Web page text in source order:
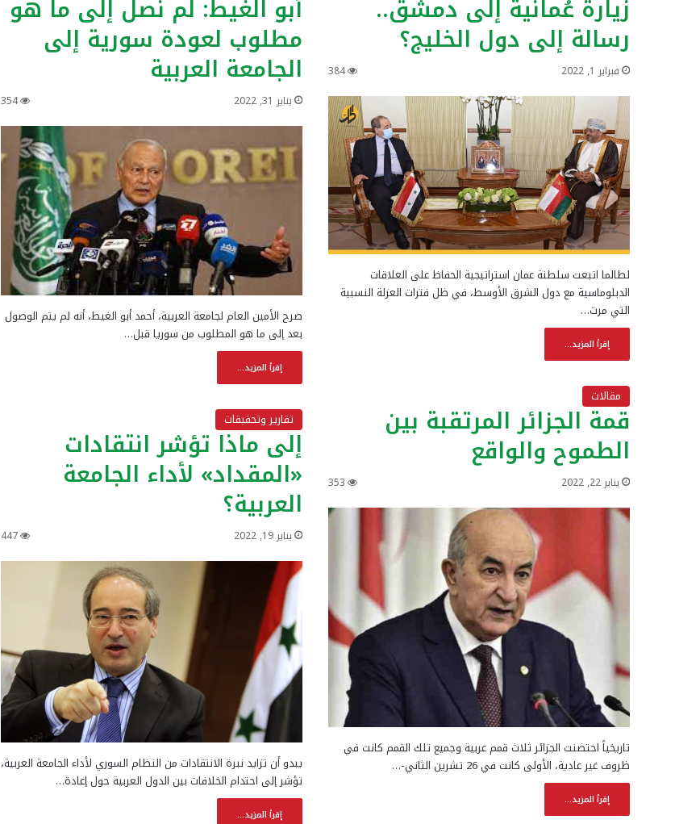
زيارة عُمانية إلى دمشق..
رسالة إلى دول الخليج؟
فبراير 1, 2022 384
لطالما اتبعت سلطنة عمان استراتيجية الحفاظ على العلاقات
الدبلوماسية مع دول الشرق الأوسط، في ظل فترات العزلة النسبية
التي مرت…
إقرأ المزيد...
أبو الغيط: لم نصل إلى ما هو
مطلوب لعودة سورية إلى
الجامعة العربية
يناير 31, 2022 354
صرح الأمين العام لجامعة العربية، أحمد أبو الغيط، أنه لم يتم الوصول
بعد إلى ما هو المطلوب من سوريا قبل…
إقرأ المزيد...
مقالات
قمة الجزائر المرتقبة بين
الطموح والواقع
يناير 22, 2022 353
تاريخياً احتضنت الجزائر ثلاث قمم عربية وجميع تلك القمم كانت في
ظروف غير عادية، الأولى كانت في 26 تشرين الثاني-…
إقرأ المزيد...
تقارير وتحقيقات
إلى ماذا تؤشر انتقادات
«المقداد» لأداء الجامعة
العربية؟
يناير 19, 2022 447
يبدو أن تزايد نبرة الانتقادات من النظام السوري لأداء الجامعة العربية،
تؤشر إلى احتدام الخلافات بين الدول العربية حول إعادة…
إقرأ المزيد...